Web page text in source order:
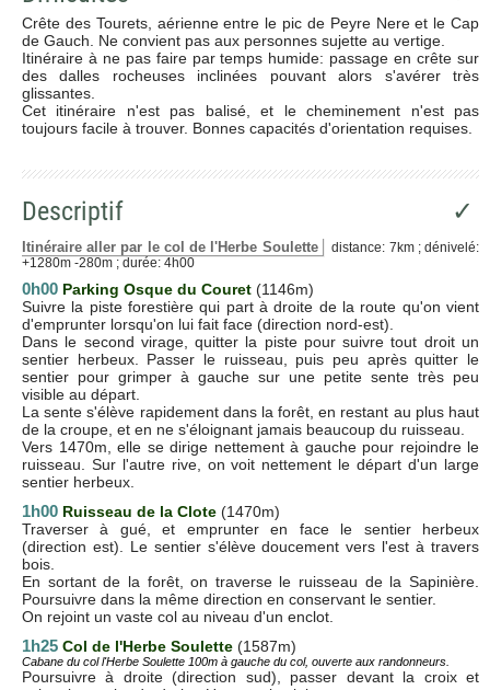
Crête des Tourets, aérienne entre le pic de Peyre Nere et le Cap
de Gauch. Ne convient pas aux personnes sujette au vertige.
Itinéraire à ne pas faire par temps humide: passage en crête sur
des dalles rocheuses inclinées pouvant alors s'avérer très
glissantes.
Cet itinéraire n'est pas balisé, et le cheminement n'est pas
toujours facile à trouver. Bonnes capacités d'orientation requises.
Descriptif ✓
Itinéraire aller par le col de l'Herbe Soulette
distance: 7km ; dénivelé:
+1280m -280m ; durée: 4h00
0h00 Parking Osque du Couret (1146m)
Suivre la piste forestière qui part à droite de la route qu'on vient
d'emprunter lorsqu'on lui fait face (direction nord-est).
Dans le second virage, quitter la piste pour suivre tout droit un
sentier herbeux. Passer le ruisseau, puis peu après quitter le
sentier pour grimper à gauche sur une petite sente très peu
visible au départ.
La sente s'élève rapidement dans la forêt, en restant au plus haut
de la croupe, et en ne s'éloignant jamais beaucoup du ruisseau.
Vers 1470m, elle se dirige nettement à gauche pour rejoindre le
ruisseau. Sur l'autre rive, on voit nettement le départ d'un large
sentier herbeux.
1h00 Ruisseau de la Clote (1470m)
Traverser à gué, et emprunter en face le sentier herbeux
(direction est). Le sentier s'élève doucement vers l'est à travers
bois.
En sortant de la forêt, on traverse le ruisseau de la Sapinière.
Poursuivre dans la même direction en conservant le sentier.
On rejoint un vaste col au niveau d'un enclot.
1h25 Col de l'Herbe Soulette (1587m)
Cabane du col l'Herbe Soulette 100m à gauche du col, ouverte aux randonneurs.
Poursuivre à droite (direction sud), passer devant la croix et